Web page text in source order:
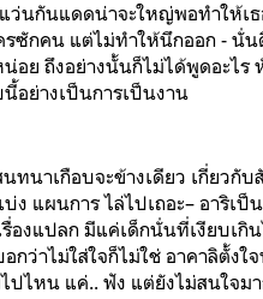
ว่นกันแดดน่าจะใหญ่พอทำให้เ
ซักคน แต่ไม่ทำให้นึกออก - นั่น
อย ถึงอย่างนั้นก็ไม่ได้พูดอะไร
อย่างเป็นการเป็นงาน
ทนาเกือบจะข้างเดียว เกี่ยวกั
ง แผนการ ไล่ไปเถอะ– อาริเป็
องแปลก มีแค่เด็กนั่นที่เงียบเกิ
กว่าไม่ใส่ใจก็ไม่ใช่ อาคาลิตั้งใ
ปไหน แค่.. ฟัง แต่ยังไม่สนใจม